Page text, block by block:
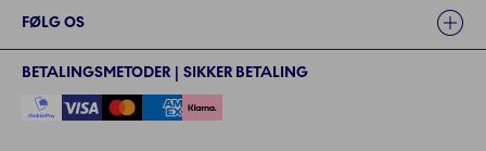
FØLG OS
BETALINGSMETODER | SIKKER BETALING